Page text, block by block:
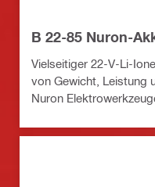
B 22-85 Nuron-
Vielseitiger 22-V-Li-
von Gewicht, Leistung
Nuron